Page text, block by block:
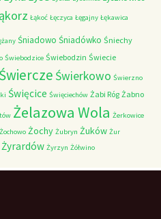
Łąkoć Łęczyca Łęgajny Łękawica
Śniadowo Śniadówko Śniechy
Świebodzice Świebodzin Świecie
Świercze Świerkowo Świerzno
Święcice Święciechów Żabi Róg Żabno
Żelazowa Wola Żerkowice
Żochowo Żochy Żubryn Żuków Żur
Żyrardów Żyrzyn Żółwino